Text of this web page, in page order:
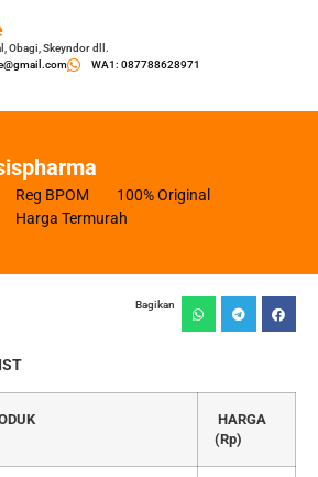
Obagi, Skeyndor dll.
WA1: 087788628971
Reg BPOM
100% Original
Harga Termurah
Bagikan
HARGA
(Rp)